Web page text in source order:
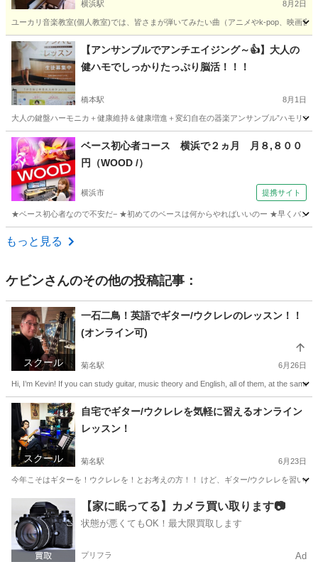
横浜駅 8月2日
ユーカリ音楽教室(個人教室)では、皆さまが弾いてみたい曲（アニメやk-pop、映画
神奈川 横浜市 横浜駅 ピアノ リモート
【アンサンブルでアンチエイジング～👍】大人の
健ハモでしっかりたっぷり脳活！！！
橋本駅 8月1日
大人の鍵盤ハーモニカ＋健康維持＆健康増進＋変幻自在の器楽アンサンブル”ハモリ
神奈川 相模原市 橋本駅 鍵盤ハーモニカ
ベース初心者コース 横浜で２ヵ月 月８,８００
円（WOOD /）
横浜市 提携サイト
★ベース初心者なので不安だ− ★初めてのベースは何からやればいいのー ★早くバン
神奈川 横浜市
もっと見る
ケビンさんのその他の投稿記事：
スクール
一石二鳥！英語でギター/ウクレレのレッスン！！
(オンライン可)
菊名駅 6月26日
Hi, I’m Kevin! If you can study guitar, music theory and English, all of them, at the same
神奈川 横浜市 菊名駅 英会話 レッスン
スクール
自宅でギター/ウクレレを気軽に習えるオンライン
レッスン！
菊名駅 6月23日
今年こそはギターを！ウクレレを！とお考えの方！！ けど、ギター/ウクレレを習い
神奈川 菊名駅 ギター
【家に眠ってる】カメラ買い取ります📷
状態が悪くてもOK！最大限買取します
プリフラ Ad